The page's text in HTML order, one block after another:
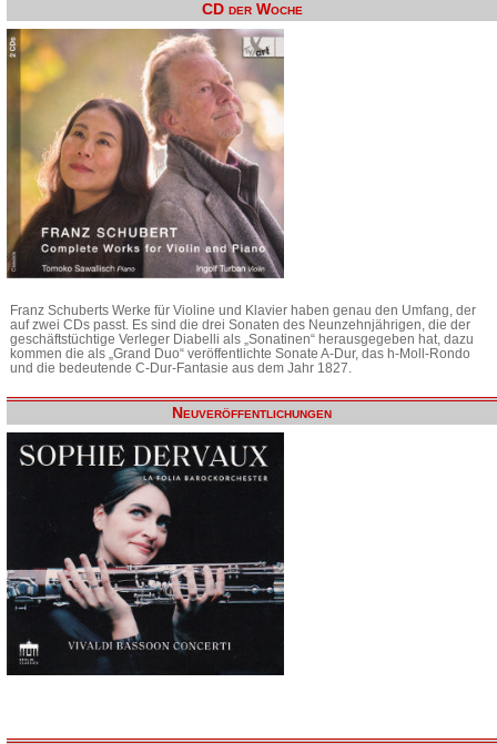
CD der Woche
Franz Schuberts Werke für Violine und Klavier haben genau den Umfang, der
auf zwei CDs passt. Es sind die drei Sonaten des Neunzehnjährigen, die der
geschäftstüchtige Verleger Diabelli als „Sonatinen“ herausgegeben hat, dazu
kommen die als „Grand Duo“ veröffentlichte Sonate A-Dur, das h-Moll-Rondo
und die bedeutende C-Dur-Fantasie aus dem Jahr 1827.
Neuveröffentlichungen